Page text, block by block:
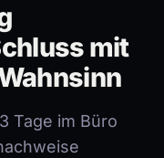
mit
Tage im Büro